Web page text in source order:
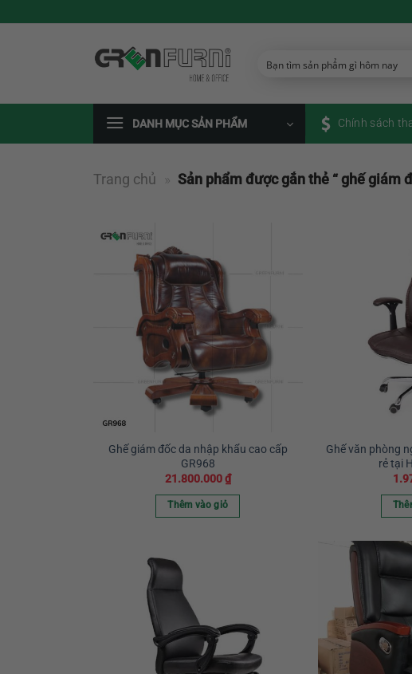
DANH MỤC SẢN PHẨM Chính sách
Trang chủ » Sản phẩm được gắn thẻ “ ghế giám
Ghế giám đốc da nhập khẩu cao cấp
GR968
21.800.000₫
Thêm vào giỏ
Ghế văn phòng
rẻ tại